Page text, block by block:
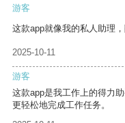
游客
这款app就像我的私人助理
2025-10-11
游客
这款app是我工作上的得力
更轻松地完成工作任务。